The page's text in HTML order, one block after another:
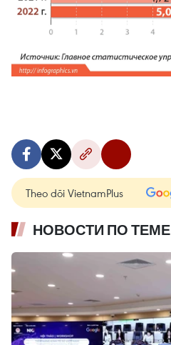
Theo dõi VietnamPlus
НОВОСТИ ПО ТЕМЕ